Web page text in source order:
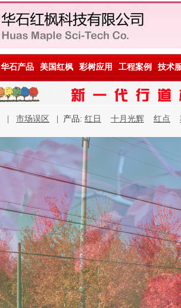
华石产品 美国红枫 彩树应用 工程案例 技术
市场误区 | 产品: 红日 十月光辉 红点